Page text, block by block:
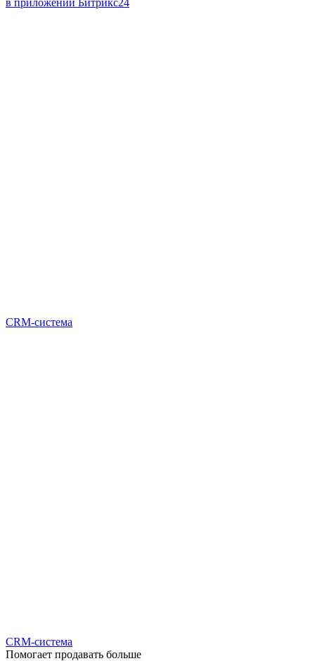
в приложении Битрикс24
CRM-система
CRM-система
Помогает продавать больше